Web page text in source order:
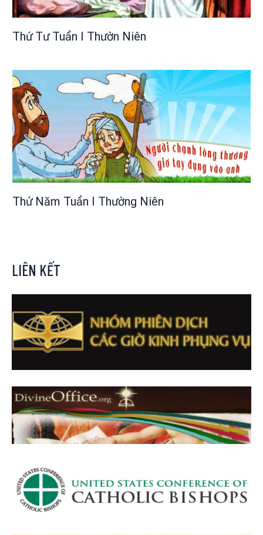
Thứ Tư Tuần I Thườn Niên
Thứ Năm Tuần I Thường Niên
LIÊN KẾT